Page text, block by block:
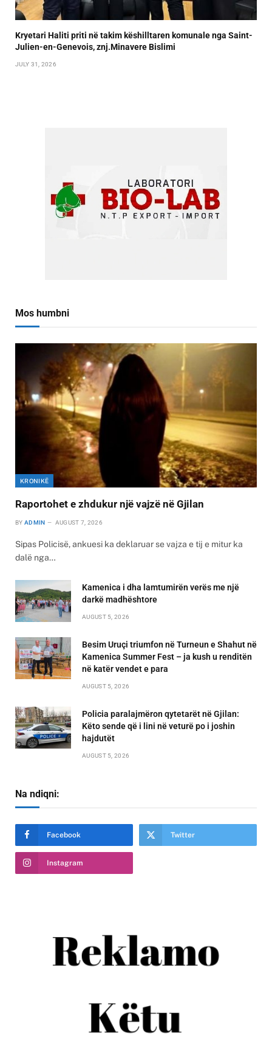
Kryetari Haliti priti në takim këshilltaren komunale nga Saint-
Julien-en-Genevois, znj.Minavere Bislimi
JULY 31, 2026
Mos humbni
KRONIKË
Raportohet e zhdukur një vajzë në Gjilan
BY ADMIN AUGUST 7, 2026
Sipas Policisë, ankuesi ka deklaruar se vajza e tij e mitur ka
dalë nga…
Kamenica i dha lamtumirën verës me një
darkë madhështore
AUGUST 5, 2026
Besim Uruçi triumfon në Turneun e Shahut në
Kamenica Summer Fest – ja kush u renditën
në katër vendet e para
AUGUST 5, 2026
Policia paralajmëron qytetarët në Gjilan:
Këto sende që i lini në veturë po i joshin
hajdutët
AUGUST 5, 2026
Na ndiqni:
Facebook Twitter
Instagram